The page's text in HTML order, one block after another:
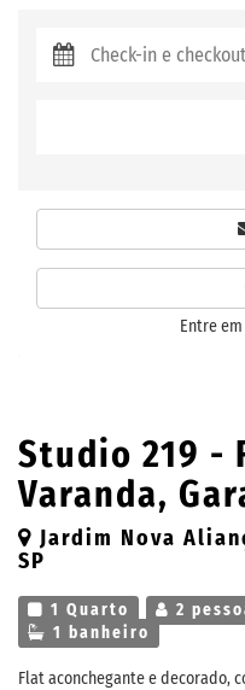
Studio 219 -
Varanda,
Jardim Nova
SP
1 Quarto 2
1 banheiro
Flat aconchegante e decorado,
Entre